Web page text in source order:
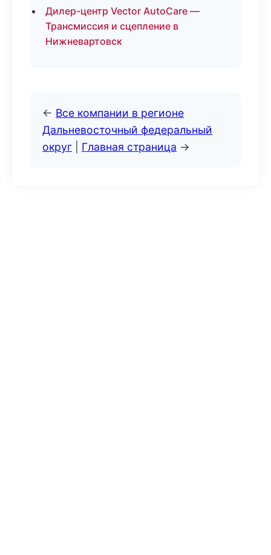
Дилер-центр Vector AutoCare —
Трансмиссия и сцепление в
Нижневартовск
← Все компании в регионе
Дальневосточный федеральный
округ
Главная страница →